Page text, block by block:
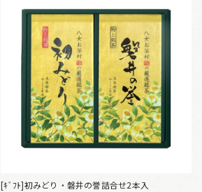
[ｷﾞﾌﾄ]初みどり・磐井の誉詰合せ2本入